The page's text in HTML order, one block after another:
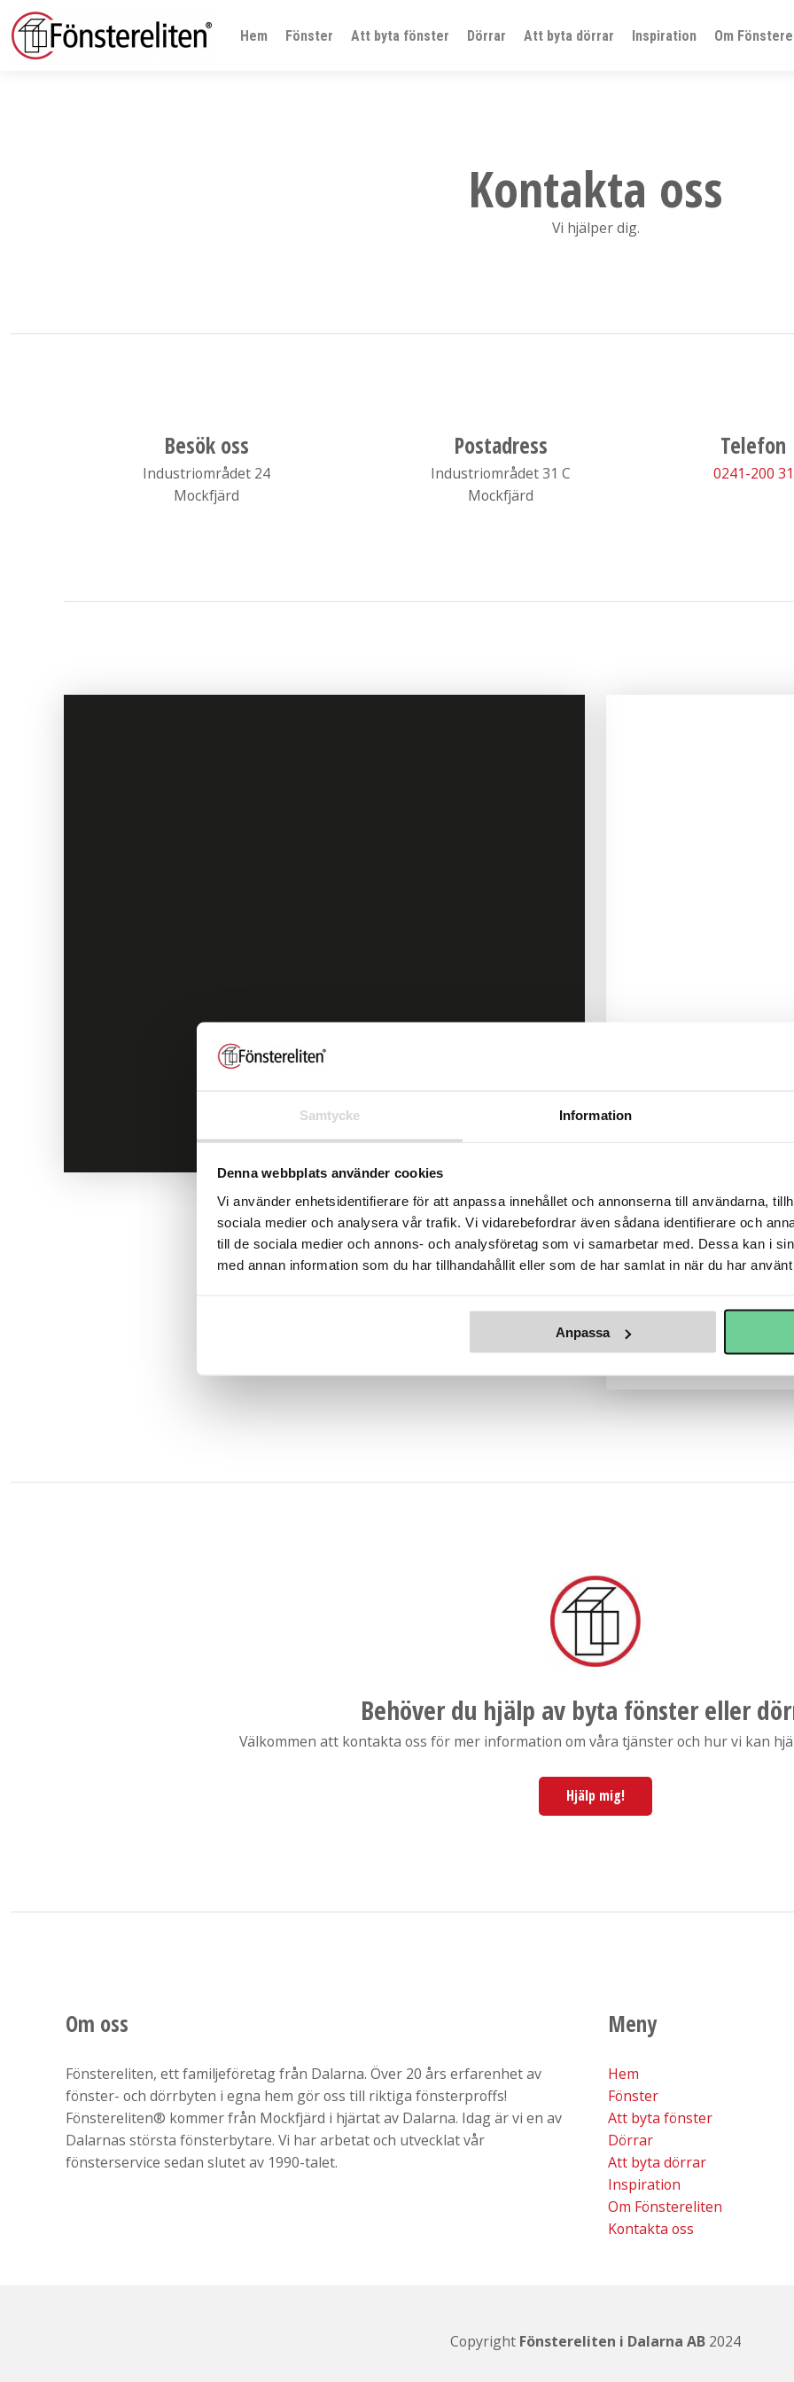
Samtycke Information
Denna webbplats använder cookies
Vi använder enhetsidentifierare för att anpassa innehållet och annonserna till användarna,
sociala medier och analysera vår trafik. Vi vidarebefordrar även sådana identifierare och
till de sociala medier och annons- och analysföretag som vi samarbetar med. Dessa kan i
med annan information som du har tillhandahållit eller som de har samlat in när du har
Anpassa
Hem Fönster Att byta fönster Dörrar Att byta dörrar Inspiration Om
Kontakta oss
Vi hjälper dig.
Besök oss
Industriområdet 24
Mockfjärd
Postadress
​​​​​​​Industriområdet 31 C
Mockfjärd​​​​​​​
Telefon
0241-200 31
Behöver du hjälp av byta fönster eller
Välkommen att kontakta oss för mer information om våra tjänster och hur vi kan
Hjälp mig!
Om oss
Fönstereliten, ett familjeföretag från Dalarna. Över 20 års erfarenhet av
fönster- och dörrbyten i egna hem gör oss till riktiga fönsterproffs!
Fönstereliten® kommer från Mockfjärd i hjärtat av Dalarna. Idag är vi en av
Dalarnas största fönsterbytare. Vi har arbetat och utvecklat vår
fönsterservice sedan slutet av 1990-talet.
Meny
Hem
Fönster
Att byta fönster
Dörrar
Att byta dörrar
Inspiration
Om Fönstereliten
​​​​​​​Kontakta oss
Copyright Fönstereliten i Dalarna AB 2024